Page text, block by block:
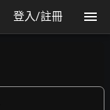
登入/註冊